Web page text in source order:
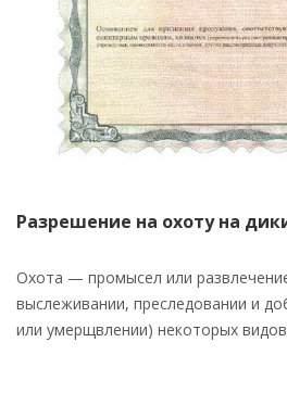
Разрешение на охоту на
Охота — промысел или
выслеживании, преследовании и
или умерщвлении) некоторых